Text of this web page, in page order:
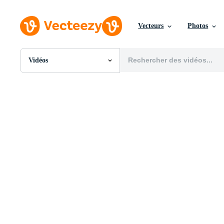
Vecteurs Photos
Vidéos
Toutes Images